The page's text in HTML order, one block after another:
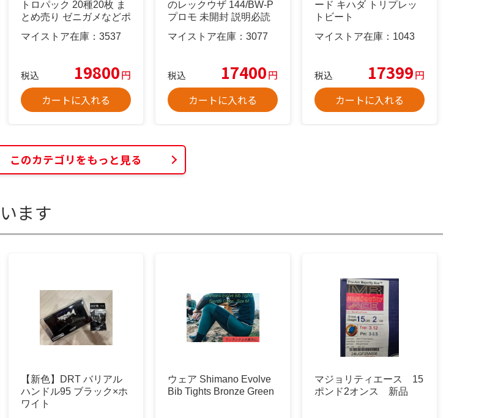
トロパック 20種20枚 ま
とめ売り ゼニガメなどポ
マイストア在庫： 3537
税込 19800円
カートに入れる
のレックウザ 144/BW-P
プロモ 未開封 説明必読
マイストア在庫： 3077
税込 17400円
カートに入れる
ード キハダ トリプレッ
トビート
マイストア在庫： 1043
税込 17399円
カートに入れる
このカテゴリをもっと見る
ます
【新色】DRT バリアル
ハンドル95 ブラック×ホ
ワイト
ウェア Shimano Evolve
Bib Tights Bronze Green
マジョリティエース 15
ポンド2オンス 新品